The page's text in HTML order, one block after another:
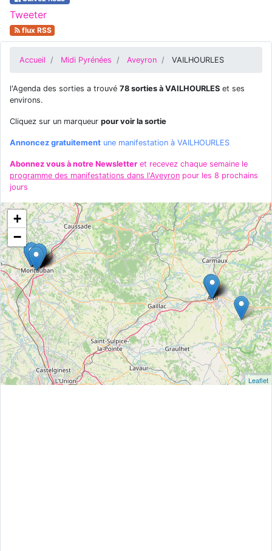
Tweeter
flux RSS
Accueil Midi Pyrénées Aveyron VAILHOURLES
l'Agenda des sorties a trouvé 78 sorties à VAILHOURLES et ses
environs.
Cliquez sur un marqueur pour voir la sortie
Annoncez gratuitement une manifestation à VAILHOURLES
Abonnez vous à notre Newsletter et recevez chaque semaine le
programme des manifestations dans l'Aveyron pour les 8 prochains
jours
+
−
Leaflet